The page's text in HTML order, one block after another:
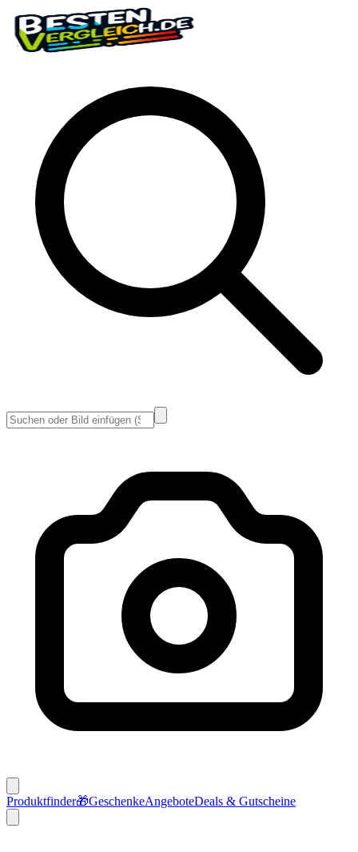
Produktfinder🎁GeschenkeAngeboteDeals & Gutscheine